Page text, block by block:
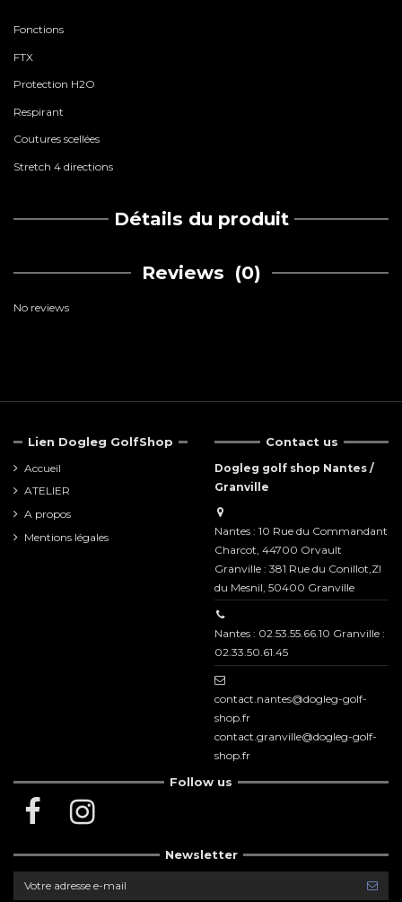
Fonctions
FTX
Protection H2O
Respirant
Coutures scellées
Stretch 4 directions
Détails du produit
Reviews (0)
No reviews
Lien Dogleg GolfShop
Accueil
ATELIER
A propos
Mentions légales
Contact us
Dogleg golf shop Nantes /
Granville
Nantes : 10 Rue du Commandant
Charcot, 44700 Orvault
Granville : 381 Rue du Conillot,ZI
du Mesnil, 50400 Granville
Nantes : 02.53.55.66.10 Granville :
02.33.50.61.45
contact.nantes@dogleg-golf-
shop.fr
contact.granville@dogleg-golf-
shop.fr
Follow us
Newsletter